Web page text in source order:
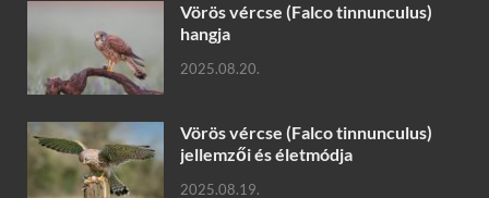
Vörös vércse (Falco tinnunculus)
hangja
2025.08.20.
Vörös vércse (Falco tinnunculus)
jellemzői és életmódja
2025.08.19.